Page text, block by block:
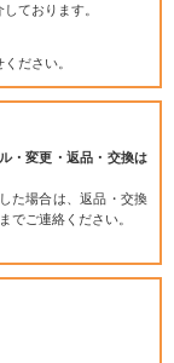
ております。
ださい。
・変更・返品・交換は
た場合は、返品・交換
でご連絡ください。